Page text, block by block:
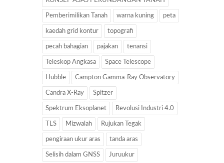
Pemberimilikan Tanah warna kuning peta
kaedah grid kontur topografi
pecah bahagian pajakan tenansi
Teleskop Angkasa Space Telescope
Hubble Campton Gamma-Ray Observatory
Candra X-Ray Spitzer
Spektrum Eksoplanet Revolusi Industri 4.0
TLS Mizwalah Rujukan Tegak
pengiraan ukur aras tanda aras
Selisih dalam GNSS Juruukur